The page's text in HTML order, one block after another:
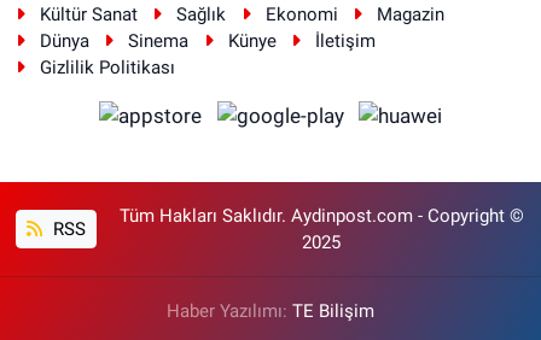
Kültür Sanat
Sağlık Ekonomi
Magazin
Dünya
Sinema Künye
İletişim
Gizlilik Politikası
RSS
Tüm Hakları Saklıdır. Aydinpost.com - Copyright ©
2025
Haber Yazılımı: TE Bilişim